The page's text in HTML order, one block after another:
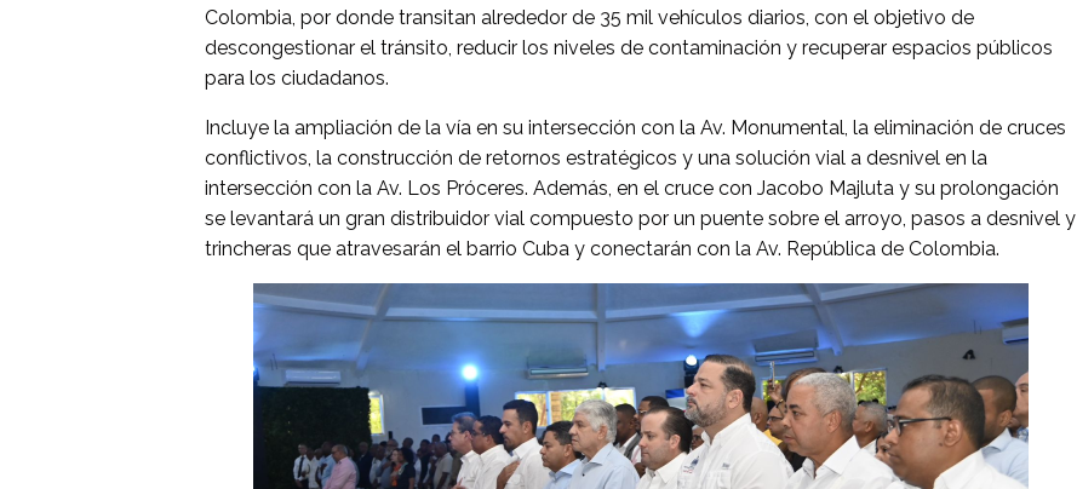
Colombia, por donde transitan alrededor de 35 mil vehículos diarios, con el objetivo de
descongestionar el tránsito, reducir los niveles de contaminación y recuperar espacios públicos
para los ciudadanos.
Incluye la ampliación de la vía en su intersección con la Av. Monumental, la eliminación de cruces
conflictivos, la construcción de retornos estratégicos y una solución vial a desnivel en la
intersección con la Av. Los Próceres. Además, en el cruce con Jacobo Majluta y su prolongación
se levantará un gran distribuidor vial compuesto por un puente sobre el arroyo, pasos a desnivel y
trincheras que atravesarán el barrio Cuba y conectarán con la Av. República de Colombia.